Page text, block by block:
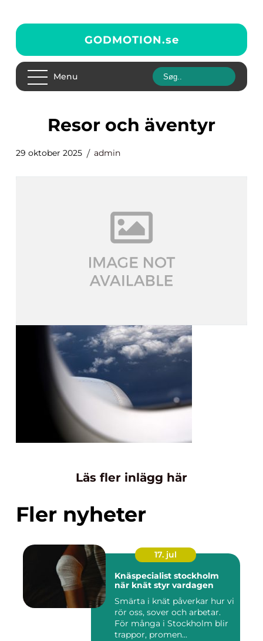
GODMOTION.se
Menu
Resor och äventyr
29 oktober 2025 admin
Läs fler inlägg här
Fler nyheter
17. jul
Knäspecialist stockholm
när knät styr vardagen
Smärta i knät påverkar hur vi
rör oss, sover och arbetar.
För många i Stockholm blir
trappor, promen...